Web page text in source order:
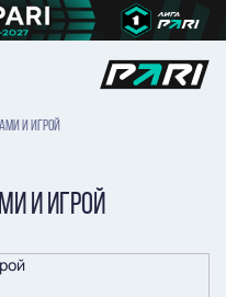
И ИГРОЙ
И ИГРОЙ